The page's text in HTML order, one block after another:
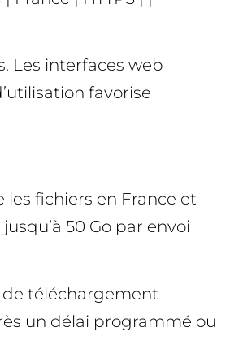
Les interfaces web
favorise
fichiers en France et
50 Go par envoi
de téléchargement
un délai programmé ou